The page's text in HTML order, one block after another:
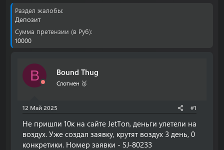
т
е
м
ы
а
Раздел жалобы
Депозит
Сумма претензии (в Руб)
10000
B Bound Thug
Слотмен 🥇
12 Май 2025 #1
Не пришли 10к на сайте JetTon, деньги улетели на
воздух. Уже создал заявку, крутят воздух 3 день, 0
конкретики. Номер заявки - SJ-80233